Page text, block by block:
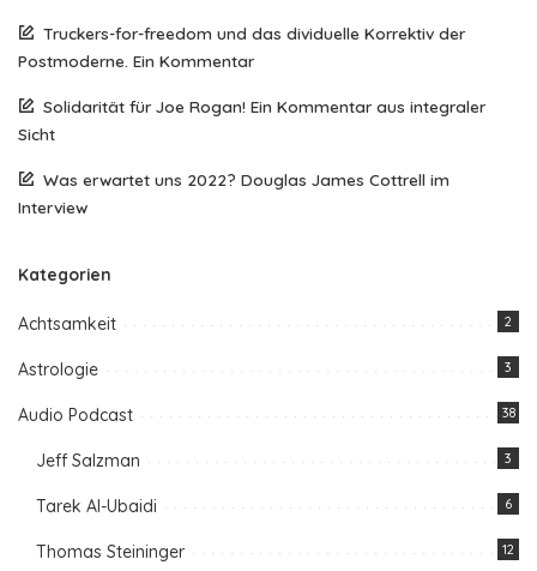
Truckers-for-freedom und das dividuelle Korrektiv der
Postmoderne. Ein Kommentar
Solidarität für Joe Rogan! Ein Kommentar aus integraler
Sicht
Was erwartet uns 2022? Douglas James Cottrell im
Interview
Kategorien
Achtsamkeit 2
Astrologie 3
Audio Podcast 38
Jeff Salzman 3
Tarek Al-Ubaidi 6
Thomas Steininger 12